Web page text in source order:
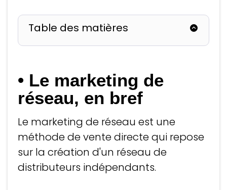
Table des matières
• Le marketing de
réseau, en bref
Le marketing de réseau est une
méthode de vente directe qui repose
sur la création d'un réseau de
distributeurs indépendants.